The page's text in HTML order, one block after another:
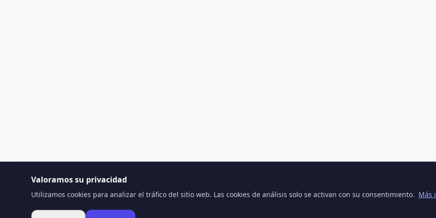
Valoramos su privacidad
Utilizamos cookies para analizar el tráfico del sitio web. Las cookies de análisis solo se activan con su consentimiento. Más